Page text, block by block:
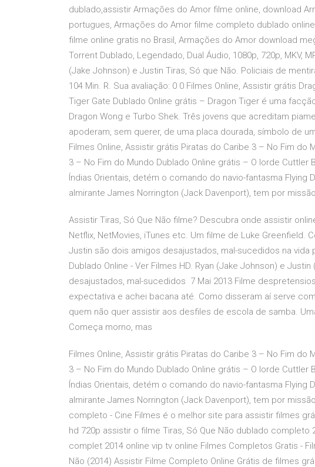
dublado,assistir Armações do Amor filme online, download
portugues, Armações do Amor filme completo dublado
filme online gratis no Brasil, Armações do Amor download
Torrent Dublado, Legendado, Dual Áudio, 1080p, 720p, MKV,
(Jake Johnson) e Justin Tiras, Só que Não. Policiais de
104 Min. R. Sua avaliação: 0 0 Filmes Online, Assistir grátis
Tiger Gate Dublado Online grátis – Dragon Tiger é uma
Dragon Wong e Turbo Shek. Três jovens que acreditam
apoderam, sem querer, de uma placa dourada, símbolo de
Filmes Online, Assistir grátis Piratas do Caribe 3 – No Fim do
3 – No Fim do Mundo Dublado Online grátis – O lorde Cuttler
Índias Orientais, detém o comando do navio-fantasma Flying
almirante James Norrington (Jack Davenport), tem por
Assistir Tiras, Só Que Não filme? Descubra onde assistir
Netflix, NetMovies, iTunes etc. Um filme de Luke Greenfield.
Justin são dois amigos desajustados, mal-sucedidos na
Dublado Online - Ver Filmes HD. Ryan (Jake Johnson) e
desajustados, mal-sucedidos 7 Mai 2013 Filme
expectativa e achei bacana até. Como disseram aí serve
quem não quer assistir aos desfiles de escola de samba.
Começa morno, mas
Filmes Online, Assistir grátis Piratas do Caribe 3 – No Fim do
3 – No Fim do Mundo Dublado Online grátis – O lorde Cuttler
Índias Orientais, detém o comando do navio-fantasma Flying
almirante James Norrington (Jack Davenport), tem por
completo - Cine Filmes é o melhor site para assistir filmes
hd 720p assistir o filme Tiras, Só Que Não dublado completo
complet 2014 online vip tv online Filmes Completos Gratis -
Não (2014) Assistir Filme Completo Online Grátis de filmes